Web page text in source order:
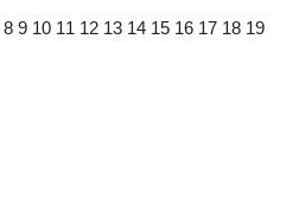
8 9 10 11 12 13 14 15 16 17 18 19